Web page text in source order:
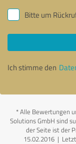
Bitte um
Ich stimme den
*Alle Bewertungen
Solutions GmbH sind
der Seite ist der
15.02.2016 |